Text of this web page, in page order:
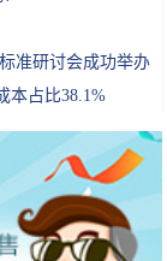
准研讨会成功举办
本占比38.1%